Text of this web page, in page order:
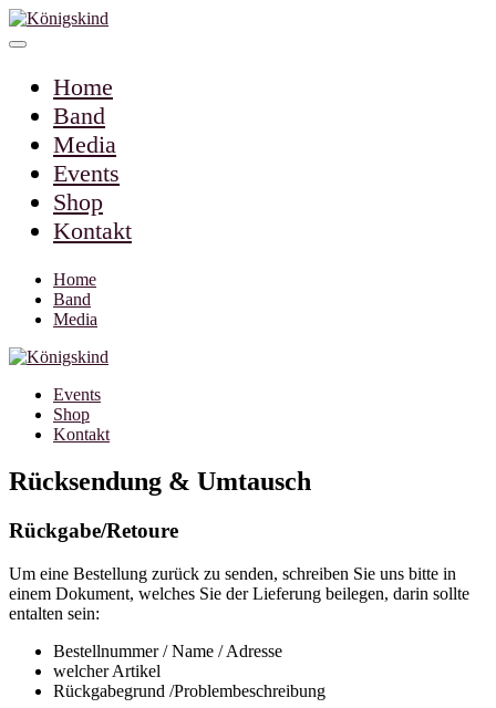
Home
Band
Media
Events
Shop
Kontakt
Home
Band
Media
Events
Shop
Kontakt
Rücksendung & Umtausch
Rückgabe/Retoure
Um eine Bestellung zurück zu senden, schreiben Sie uns bitte in
einem Dokument, welches Sie der Lieferung beilegen, darin sollte
entalten sein:
Bestellnummer / Name / Adresse
welcher Artikel
Rückgabegrund /Problembeschreibung